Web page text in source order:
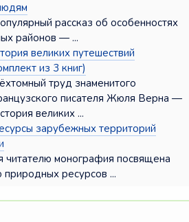
рассказ об особенностях
районов — ...
великих путешествий
из 3 книг)
труд знаменитого
писателя Жюля Верна —
великих ...
зарубежных территорий
читателю монография посвящена
природных ресурсов ...